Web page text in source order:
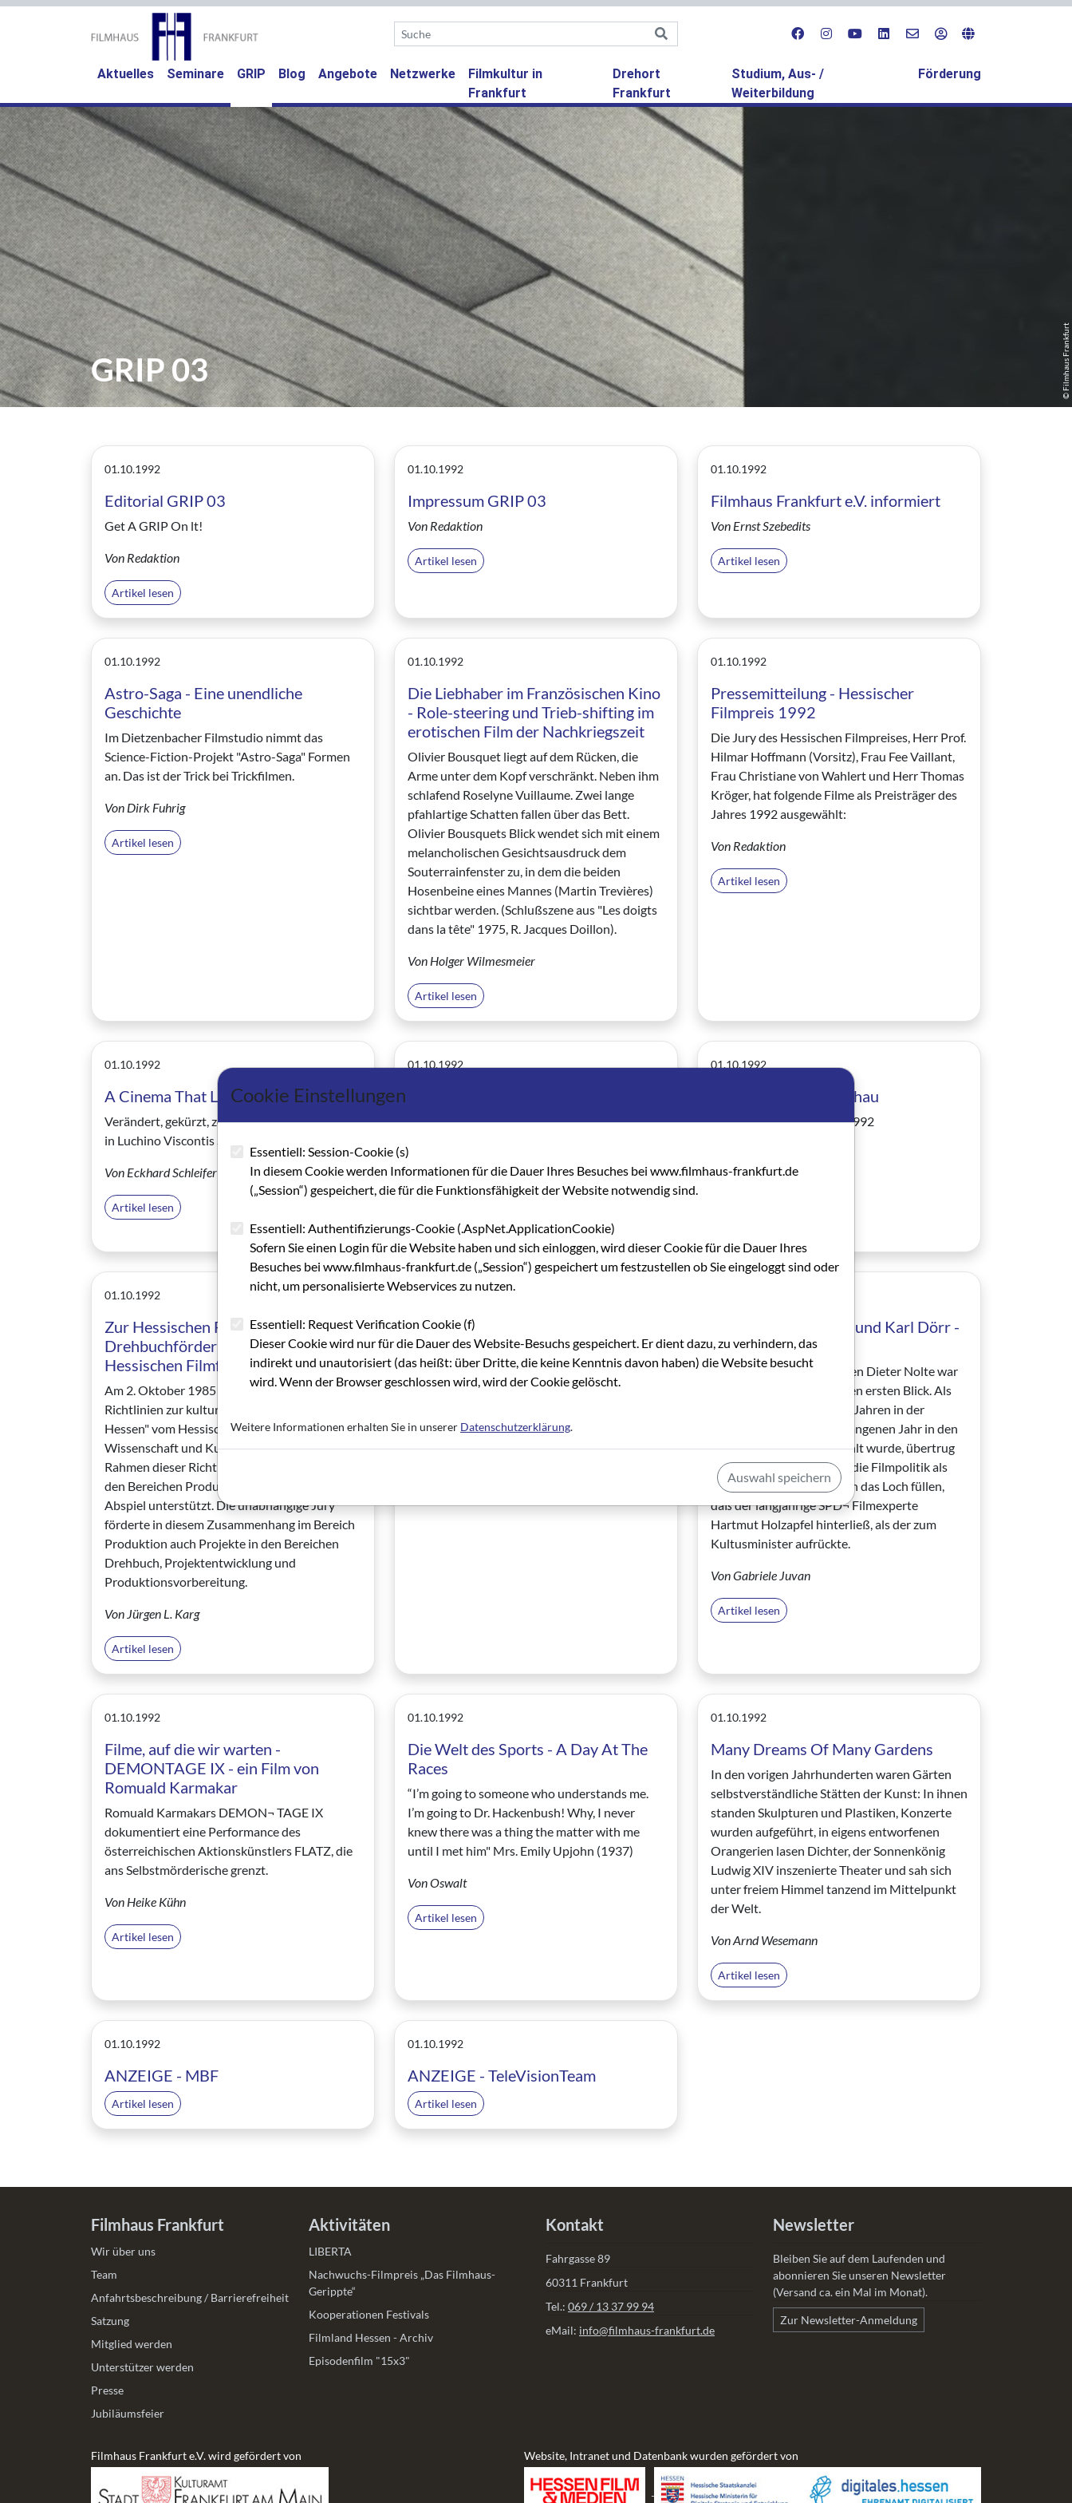
Aktuelles Seminare GRIP (current)
Blog Angebote Netzwerke
Filmkultur in
Frankfurt
Drehort
Frankfurt
Studium, Aus- /
Weiterbildung
Förderung
© Filmhaus Frankfurt
GRIP 03
01.10.1992
Editorial GRIP 03
Get A GRIP On lt!
Von Redaktion
Artikel lesen
01.10.1992
Impressum GRIP 03
Von Redaktion
Artikel lesen
01.10.1992
Filmhaus Frankfurt e.V. informiert
Von Ernst Szebedits
Artikel lesen
01.10.1992
Astro-Saga - Eine unendliche
Geschichte
Im Dietzenbacher Filmstudio nimmt das
Science-Fiction-Projekt "Astro-Saga" Formen
an. Das ist der Trick bei Trickfilmen.
Von Dirk Fuhrig
Artikel lesen
01.10.1992
Die Liebhaber im Französischen Kino
- Role-steering und Trieb-shifting im
erotischen Film der Nachkriegszeit
Olivier Bousquet liegt auf dem Rücken, die
Arme unter dem Kopf verschränkt. Neben ihm
schlafend Roselyne Vuillaume. Zwei lange
pfahlartige Schatten fallen über das Bett.
Olivier Bousquets Blick wendet sich mit einem
melancholischen Gesichtsausdruck dem
Souterrainfenster zu, in dem die beiden
Hosenbeine eines Mannes (Martin Trevières)
sichtbar werden. (Schlußszene aus "Les doigts
dans la tête" 1975, R. Jacques Doillon).
Von Holger Wilmesmeier
Artikel lesen
01.10.1992
Pressemitteilung - Hessischer
Filmpreis 1992
Die Jury des Hessischen Filmpreises, Herr Prof.
Hilmar Hoffmann (Vorsitz), Frau Fee Vaillant,
Frau Christiane von Wahlert und Herr Thomas
Kröger, hat folgende Filme als Preisträger des
Jahres 1992 ausgewählt:
Von Redaktion
Artikel lesen
01.10.1992
A Cinema That Looks At Itself II
Verändert, gekürzt, zensiert - Zu den Eingriffen
in Luchino Viscontis SENSO
Von Eckhard Schleifer
Artikel lesen
01.10.1992
Fördertermine
Von Redaktion
Artikel lesen
01.10.1992
7. Frankfurter Filmschau
vom 9. bis 13. Dezember 1992
01.10.1992
Zur Hessischen Filmförderung -
Drehbuchförderung im Rahmen der
Hessischen Filmförderung
Am 2. Oktober 1985 wurden die "Vorläufigen
Richtlinien zur kulturellen Filmförderung in
Hessen" vom Hessischen Minister für
Wissenschaft und Kunst unterzeichnet. Im
Rahmen dieser Richtlinien wurden Projekte in
den Bereichen Produktion, Vertrieb und
Abspiel unterstützt. Die unabhängige Jury
förderte in diesem Zusammenhang im Bereich
Produktion auch Projekte in den Bereichen
Drehbuch, Projektentwicklung und
Produktionsvorbereitung.
Von Jürgen L. Karg
Artikel lesen
01.10.1992
Neue Filme - Work In Progress
Von Redaktion / diverse
Artikel lesen
Politik - Dieter Nolte und Karl Dörr -
In Sachen Film
Für den SPD-Abgeordneten Dieter Nolte war
es sicher nicht Liebe auf den ersten Blick. Als
der 51jährige nach langen Jahren in der
Kommunalpolitik im vergangenen Jahr in den
hessischen Landtag gewählt wurde, übertrug
ihm die Partei gleich auch die Filmpolitik als
Sachgebiet. Nolte muß nun das Loch füllen,
daß der langjährige SPD¬ Filmexperte
Hartmut Holzapfel hinterließ, als der zum
Kultusminister aufrückte.
Von Gabriele Juvan
Artikel lesen
01.10.1992
Filme, auf die wir warten -
DEMONTAGE IX - ein Film von
Romuald Karmakar
Romuald Karmakars DEMON¬ TAGE IX
dokumentiert eine Performance des
österreichischen Aktionskünstlers FLATZ, die
ans Selbstmörderische grenzt.
Von Heike Kühn
Artikel lesen
01.10.1992
Die Welt des Sports - A Day At The
Races
“I’m going to someone who understands me.
I’m going to Dr. Hackenbush! Why, I never
knew there was a thing the matter with me
until I met him" Mrs. Emily Upjohn (1937)
Von Oswalt
Artikel lesen
01.10.1992
Many Dreams Of Many Gardens
In den vorigen Jahrhunderten waren Gärten
selbstverständliche Stätten der Kunst: In ihnen
standen Skulpturen und Plastiken, Konzerte
wurden aufgeführt, in eigens entworfenen
Orangerien lasen Dichter, der Sonnenkönig
Ludwig XIV inszenierte Theater und sah sich
unter freiem Himmel tanzend im Mittelpunkt
der Welt.
Von Arnd Wesemann
Artikel lesen
01.10.1992
ANZEIGE - MBF
Artikel lesen
01.10.1992
ANZEIGE - TeleVisionTeam
Artikel lesen
Filmhaus Frankfurt
Wir über uns
Team
Anfahrtsbeschreibung / Barrierefreiheit
Satzung
Mitglied werden
Unterstützer werden
Presse
Jubiläumsfeier
Aktivitäten
LIBERTA
Nachwuchs-Filmpreis „Das Filmhaus-
Gerippte“
Kooperationen Festivals
Filmland Hessen - Archiv
Episodenfilm "15x3"
Kontakt
Fahrgasse 89
60311 Frankfurt
Tel.: 069 / 13 37 99 94
eMail: info@filmhaus-frankfurt.de
Newsletter
Bleiben Sie auf dem Laufenden und
abonnieren Sie unseren Newsletter
(Versand ca. ein Mal im Monat).
Zur Newsletter-Anmeldung
Filmhaus Frankfurt e.V. wird gefördert von Website, Intranet und Datenbank wurden gefördert von
Cookie Einstellungen
Essentiell: Session-Cookie (s)
In diesem Cookie werden Informationen für die Dauer Ihres Besuches bei www.filmhaus-frankfurt.de
(„Session“) gespeichert, die für die Funktionsfähigkeit der Website notwendig sind.
Essentiell: Authentifizierungs-Cookie (.AspNet.ApplicationCookie)
Sofern Sie einen Login für die Website haben und sich einloggen, wird dieser Cookie für die Dauer Ihres
Besuches bei www.filmhaus-frankfurt.de („Session“) gespeichert um festzustellen ob Sie eingeloggt sind oder
nicht, um personalisierte Webservices zu nutzen.
Essentiell: Request Verification Cookie (f)
Dieser Cookie wird nur für die Dauer des Website-Besuchs gespeichert. Er dient dazu, zu verhindern, das
indirekt und unautorisiert (das heißt: über Dritte, die keine Kenntnis davon haben) die Website besucht
wird. Wenn der Browser geschlossen wird, wird der Cookie gelöscht.
Weitere Informationen erhalten Sie in unserer Datenschutzerklärung.
Auswahl speichern